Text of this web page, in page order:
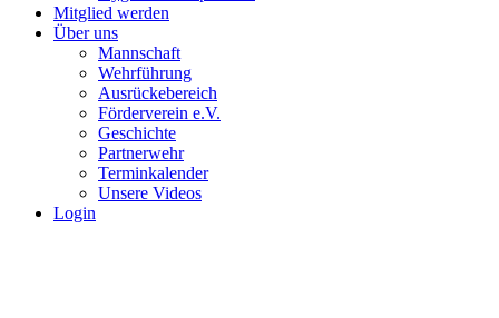
Mitglied werden
Über uns
Mannschaft
Wehrführung
Ausrückebereich
Förderverein e.V.
Geschichte
Partnerwehr
Terminkalender
Unsere Videos
Login